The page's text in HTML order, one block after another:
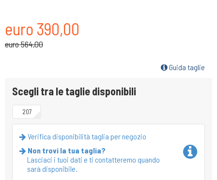
euro 390,00
euro 564,00
Guida taglie
Scegli tra le taglie disponibili
207
Verifica disponibilità taglia per negozio
Non trovi la tua taglia?
Lasciaci i tuoi dati e ti contatteremo quando
sarà disponibile.